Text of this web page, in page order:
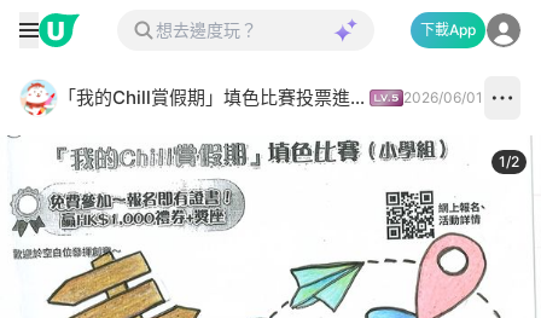
下載App
「我的Chill賞假期」填色比賽投票進行中✅ 2026/06/01
1/2